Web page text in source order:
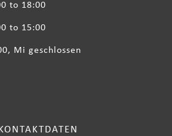
to 18:00
to 15:00
Mi geschlossen
KONTAKTDATEN